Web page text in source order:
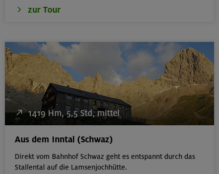
zur Tour
1419 Hm, 5,5 Std, mittel
Aus dem Inntal (Schwaz)
Direkt vom Bahnhof Schwaz geht es entspannt durch das
Stallental auf die Lamsenjochhütte.